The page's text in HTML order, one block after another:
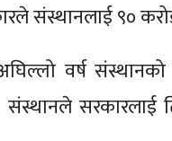
संस्थानलाई ९०
वर्ष
सरकारलाई